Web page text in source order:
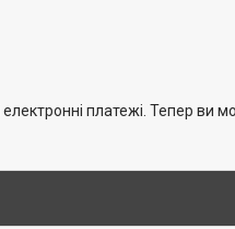
електронні платежі. Тепер ви